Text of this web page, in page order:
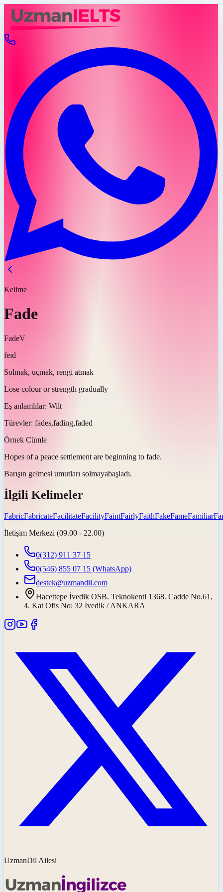
Kelime
Fade
FadeV
feɪd
Solmak, uçmak, rengi atmak
Lose colour or strength gradually
Eş anlamlılar: Wilt
Türevler: fades,fading,faded
Örnek Cümle
Hopes of a peace settlement are beginning to fade.
Barışın gelmesi umutları solmayabaşladı.
İlgili Kelimeler
FabricFabricateFacilitateFacilityFaintFairlyFaithFakeFameFamiliar
İletişim Merkezi (09.00 - 22.00)
0(312) 911 37 15
0(546) 855 07 15 (WhatsApp)
destek@uzmandil.com
Hacettepe İvedik OSB. Teknokenti 1368. Cadde No.61,
4. Kat Ofis No: 32 İvedik / ANKARA
UzmanDil Ailesi